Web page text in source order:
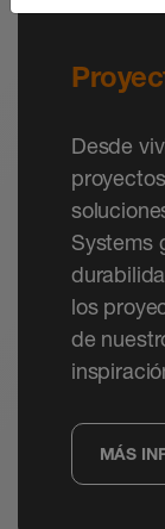
Desde
Systems
los
de
MÁS